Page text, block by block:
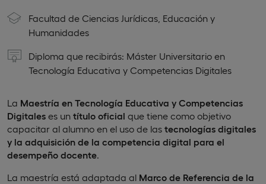
Facultad de Ciencias Jurídicas, Educación y
Humanidades
Diploma que recibirás: Máster Universitario en
Tecnología Educativa y Competencias Digitales
La Maestría en Tecnología Educativa y Competencias
Digitales es un título oficial que tiene como objetivo
capacitar al alumno en el uso de las tecnologías digitales
y la adquisición de la competencia digital para el
desempeño docente.
La maestría está adaptada al Marco de Referencia de la